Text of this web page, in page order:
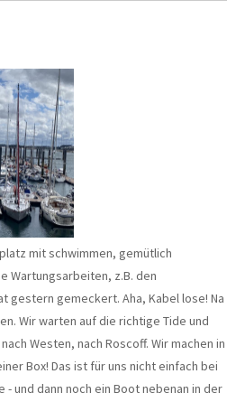
mit schwimmen, gemütlich
Wartungsarbeiten, z.B. den
gestern gemeckert. Aha, Kabel lose! Na
Wir warten auf die richtige Tide und
Westen, nach Roscoff. Wir machen in
Box! Das ist für uns nicht einfach bei
- und dann noch ein Boot nebenan in der